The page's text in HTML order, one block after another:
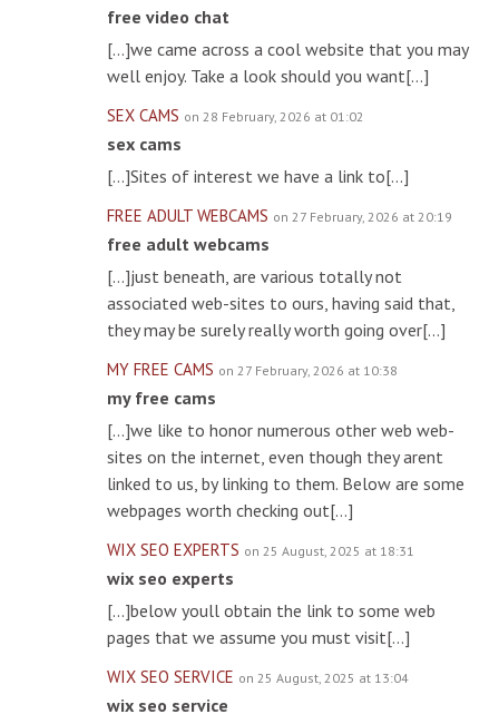
free video chat
[…]we came across a cool website that you may
well enjoy. Take a look should you want[…]
SEX CAMS on 28 February, 2026 at 01:02
sex cams
[…]Sites of interest we have a link to[…]
FREE ADULT WEBCAMS on 27 February, 2026 at 20:19
free adult webcams
[…]just beneath, are various totally not
associated web-sites to ours, having said that,
they may be surely really worth going over[…]
MY FREE CAMS on 27 February, 2026 at 10:38
my free cams
[…]we like to honor numerous other web web-
sites on the internet, even though they arent
linked to us, by linking to them. Below are some
webpages worth checking out[…]
WIX SEO EXPERTS on 25 August, 2025 at 18:31
wix seo experts
[…]below youll obtain the link to some web
pages that we assume you must visit[…]
WIX SEO SERVICE on 25 August, 2025 at 13:04
wix seo service